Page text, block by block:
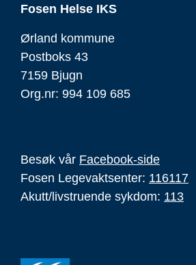
Fosen Helse IKS
Ørland kommune
Postboks 43
7159 Bjugn
Org.nr: 994 109 685
Besøk vår Facebook-side
Fosen Legevaktsenter: 116117
Akutt/livstruende sykdom: 113